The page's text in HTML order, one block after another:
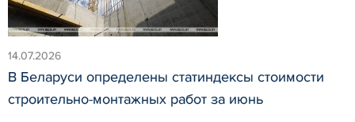
14.07.2026
В Беларуси определены статиндексы стоимости
строительно-монтажных работ за июнь